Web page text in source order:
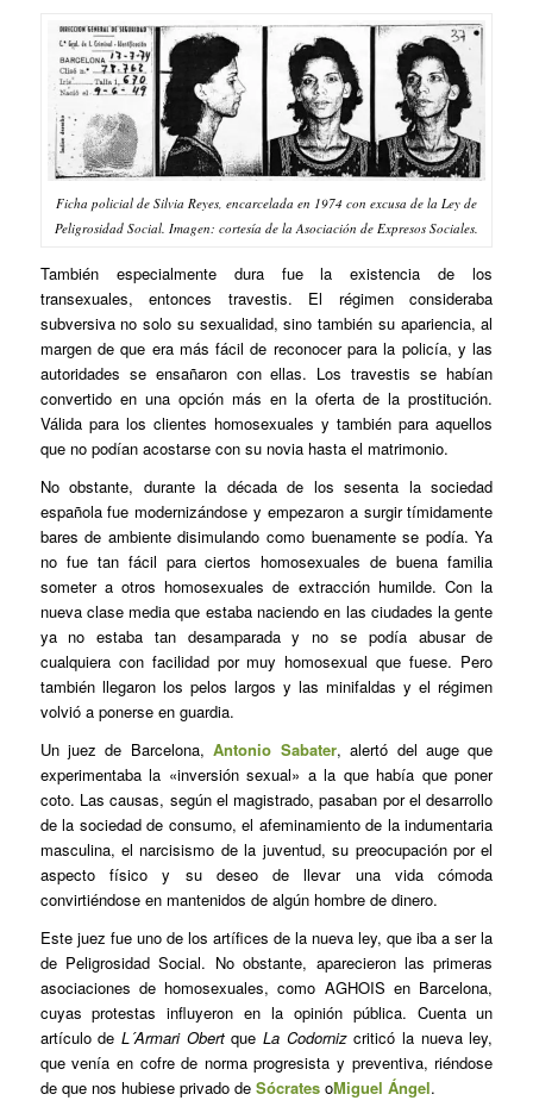
Ficha policial de Silvia Reyes, encarcelada en 1974 con excusa de la Ley de
Peligrosidad Social. Imagen: cortesía de la Asociación de Expresos Sociales.
También especialmente dura fue la existencia de los
transexuales, entonces travestis. El régimen consideraba
subversiva no solo su sexualidad, sino también su apariencia, al
margen de que era más fácil de reconocer para la policía, y las
autoridades se ensañaron con ellas. Los travestis se habían
convertido en una opción más en la oferta de la prostitución.
Válida para los clientes homosexuales y también para aquellos
que no podían acostarse con su novia hasta el matrimonio.
No obstante, durante la década de los sesenta la sociedad
española fue modernizándose y empezaron a surgir tímidamente
bares de ambiente disimulando como buenamente se podía. Ya
no fue tan fácil para ciertos homosexuales de buena familia
someter a otros homosexuales de extracción humilde. Con la
nueva clase media que estaba naciendo en las ciudades la gente
ya no estaba tan desamparada y no se podía abusar de
cualquiera con facilidad por muy homosexual que fuese. Pero
también llegaron los pelos largos y las minifaldas y el régimen
volvió a ponerse en guardia.
Un juez de Barcelona,Antonio Sabater, alertó del auge que
experimentaba la «inversión sexual» a la que había que poner
coto. Las causas, según el magistrado, pasaban por el desarrollo
de la sociedad de consumo, el afeminamiento de la indumentaria
masculina, el narcisismo de la juventud, su preocupación por el
aspecto físico y su deseo de llevar una vida cómoda
convirtiéndose en mantenidos de algún hombre de dinero.
Este juez fue uno de los artífices de la nueva ley, que iba a ser la
de Peligrosidad Social. No obstante, aparecieron las primeras
asociaciones de homosexuales, como AGHOIS en Barcelona,
cuyas protestas influyeron en la opinión pública. Cuenta un
artículo de L´Armari Obertque La Codornizcriticó la nueva ley,
que venía en cofre de norma progresista y preventiva, riéndose
de que nos hubiese privado de SócratesoMiguel Ángel.